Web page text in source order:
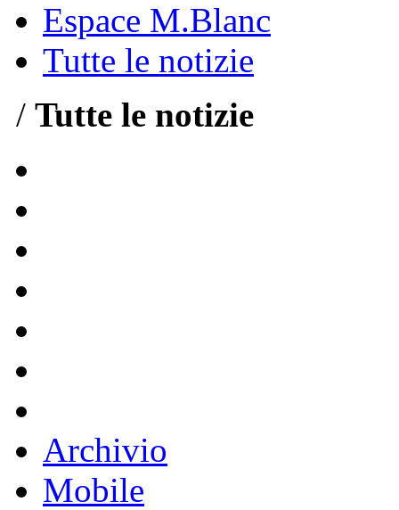
Espace M.Blanc
Tutte le notizie
/ Tutte le notizie
Archivio
Mobile